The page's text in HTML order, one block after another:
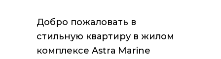
Дoбpo пoжaлoвaть в
стильную квартиру в жилoм
комплексe Astrа Marine